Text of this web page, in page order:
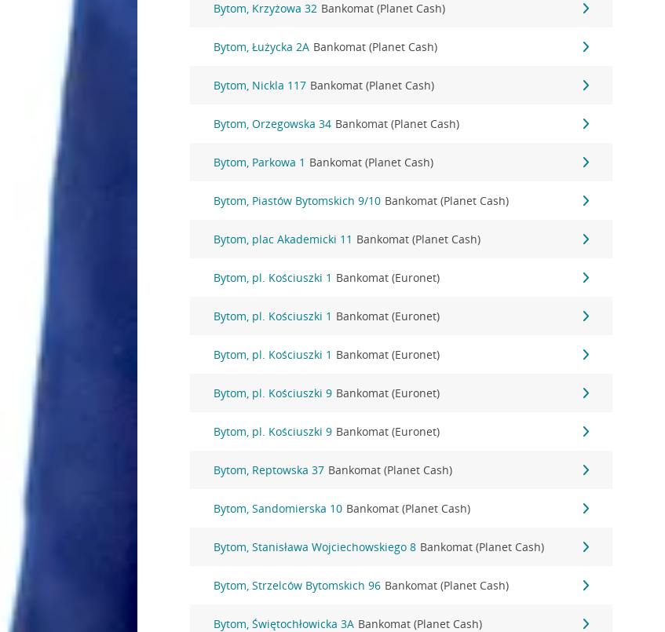
Bytom, Krzyżowa 32 Bankomat (Planet Cash)
Bytom, Łużycka 2A Bankomat (Planet Cash)
Bytom, Nickla 117 Bankomat (Planet Cash)
Bytom, Orzegowska 34 Bankomat (Planet Cash)
Bytom, Parkowa 1 Bankomat (Planet Cash)
Bytom, Piastów Bytomskich 9/10 Bankomat (Planet Cash)
Bytom, plac Akademicki 11 Bankomat (Planet Cash)
Bytom, pl. Kościuszki 1 Bankomat (Euronet)
Bytom, pl. Kościuszki 1 Bankomat (Euronet)
Bytom, pl. Kościuszki 1 Bankomat (Euronet)
Bytom, pl. Kościuszki 9 Bankomat (Euronet)
Bytom, pl. Kościuszki 9 Bankomat (Euronet)
Bytom, Reptowska 37 Bankomat (Planet Cash)
Bytom, Sandomierska 10 Bankomat (Planet Cash)
Bytom, Stanisława Wojciechowskiego 8 Bankomat (Planet Cash)
Bytom, Strzelców Bytomskich 96 Bankomat (Planet Cash)
Bytom, Świętochłowicka 3A Bankomat (Planet Cash)